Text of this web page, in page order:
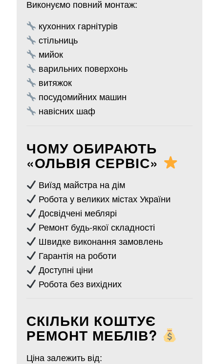
Виконуємо повний монтаж:
кухонних гарнітурів
стільниць
мийок
варильних поверхонь
витяжок
посудомийних машин
навісних шаф
ЧОМУ ОБИРАЮТЬ
«ОЛЬВІЯ СЕРВІС»
Виїзд майстра на дім
Робота у великих містах України
Досвідчені меблярі
Ремонт будь-якої складності
Швидке виконання замовлень
Гарантія на роботи
Доступні ціни
Робота без вихідних
СКІЛЬКИ КОШТУЄ
РЕМОНТ МЕБЛІВ?
Ціна залежить від: